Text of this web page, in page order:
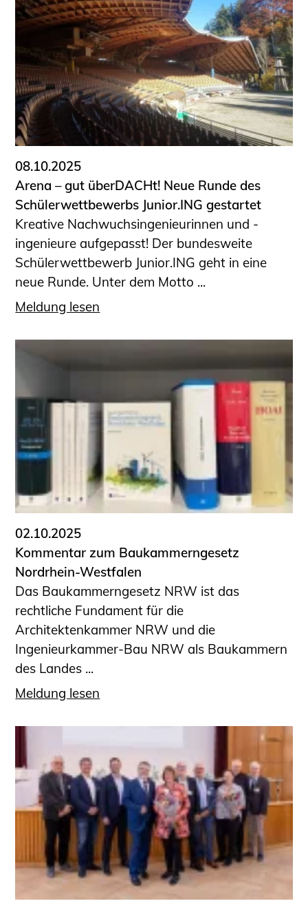
08.10.2025
Arena – gut überDACHt! Neue Runde des
Schülerwettbewerbs Junior.ING gestartet
Kreative Nachwuchsingenieurinnen und -
ingenieure aufgepasst! Der bundesweite
Schülerwettbewerb Junior.ING geht in eine
neue Runde. Unter dem Motto ...
Meldung lesen
02.10.2025
Kommentar zum Baukammerngesetz
Nordrhein-Westfalen
Das Baukammerngesetz NRW ist das
rechtliche Fundament für die
Architektenkammer NRW und die
Ingenieurkammer-Bau NRW als Baukammern
des Landes ...
Meldung lesen